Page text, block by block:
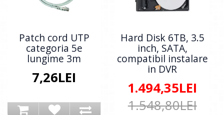
Patch cord UTP
categoria 5e
lungime 3m
7,26LEI
Hard Disk 6TB, 3.5
inch, SATA,
compatibil instalare
in DVR
1.494,35LEI
1.548,80LEI